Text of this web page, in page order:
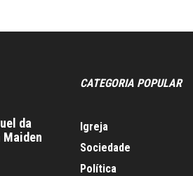
da
Maiden
CATEGORIA POPULAR
Igreja
Sociedade
Política